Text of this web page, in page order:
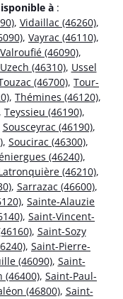
à :
, Vidaillac (46260),
, Vayrac (46110),
Valroufié (46090),
Uzech (46310), Ussel
(46700), Tour-
, Thémines (46120),
, Teyssieu (46190),
Sousceyrac (46190),
, Soucirac (46300),
(46240),
(46210),
, Sarrazac (46600),
, Sainte-Alauzie
, Saint-Vincent-
, Saint-Sozy
, Saint-Pierre-
(46090), Saint-
(46400), Saint-Paul-
(46800), Saint-